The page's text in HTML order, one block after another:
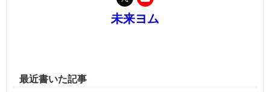
未来ヨム
最近書いた記事